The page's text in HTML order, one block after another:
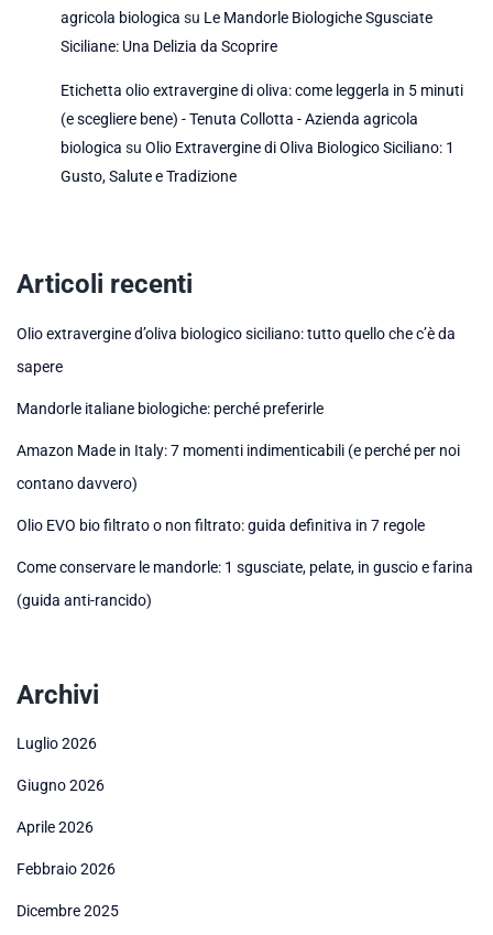
agricola biologica su Le Mandorle Biologiche Sgusciate
Siciliane: Una Delizia da Scoprire
Etichetta olio extravergine di oliva: come leggerla in 5 minuti
(e scegliere bene) - Tenuta Collotta - Azienda agricola
biologica su Olio Extravergine di Oliva Biologico Siciliano: 1
Gusto, Salute e Tradizione
Articoli recenti
Olio extravergine d’oliva biologico siciliano: tutto quello che c’è da
sapere
Mandorle italiane biologiche: perché preferirle
Amazon Made in Italy: 7 momenti indimenticabili (e perché per noi
contano davvero)
Olio EVO bio filtrato o non filtrato: guida definitiva in 7 regole
Come conservare le mandorle: 1 sgusciate, pelate, in guscio e farina
(guida anti-rancido)
Archivi
Luglio 2026
Giugno 2026
Aprile 2026
Febbraio 2026
Dicembre 2025